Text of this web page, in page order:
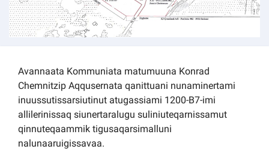
Avannaata Kommuniata matumuuna Konrad
Chemnitzip Aqqusernata qanittuani nunaminertami
inuussutissarsiutinut atugassiami 1200-B7-imi
allilerinissaq siunertaralugu suliniuteqarnissamut
qinnuteqaammik tigusaqarsimalluni
nalunaaruigissavaa.